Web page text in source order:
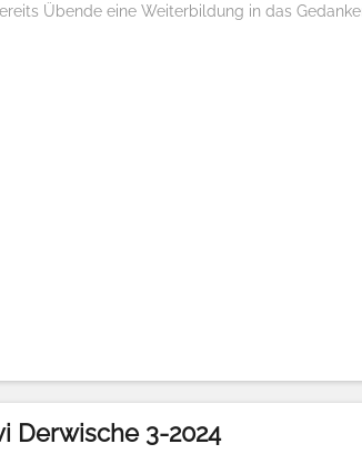
Übende eine Weiterbildung in das
Derwische 3-2024